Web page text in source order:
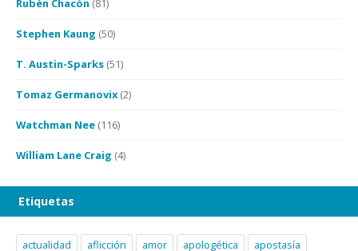
Rubén Chacón (81)
Stephen Kaung (50)
T. Austin-Sparks (51)
Tomaz Germanovix (2)
Watchman Nee (116)
William Lane Craig (4)
Etiquetas
actualidad aflicción amor apologética
apostasía